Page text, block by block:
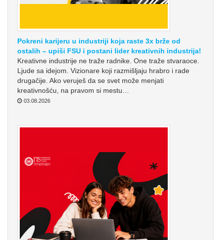
Pokreni karijeru u industriji koja raste 3x brže od
ostalih – upiši FSU i postani lider kreativnih industrija!
Kreativne industrije ne traže radnike. One traže stvaraoce.
Ljude sa idejom. Vizionare koji razmišljaju hrabro i rade
drugačije. Ako veruješ da se svet može menjati
kreativnošću, na pravom si mestu…
03.08.2026